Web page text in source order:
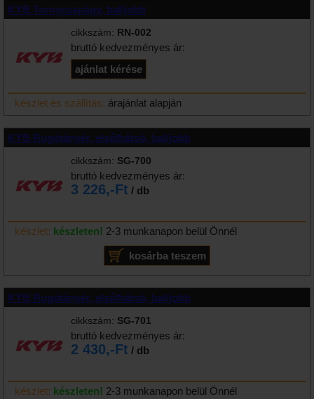
KYB Tornycsapágy, bal/jobb
cikkszám: RN-002
bruttó kedvezményes ár:
készlet és szállítás: árajánlat alapján
KYB Rugótányér, első/hátsó, bal/jobb
cikkszám: SG-700
bruttó kedvezményes ár:
3 226,-Ft / db
készlet: készleten! 2-3 munkanapon belül Önnél
KYB Rugótányér, első/hátsó, bal/jobb
cikkszám: SG-701
bruttó kedvezményes ár:
2 430,-Ft / db
készlet: készleten! 2-3 munkanapon belül Önnél